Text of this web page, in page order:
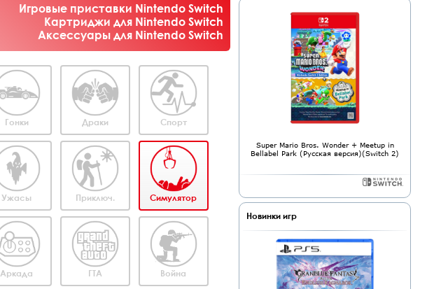
Игровые приставки Nintendo Switch
Картриджи для Nintendo Switch
Аксессуары для Nintendo Switch
Гонки Драки Спорт
Ужасы Приключ. Симулятор
Аркада ГТА Война
Super Mario Bros. Wonder + Meetup in
Bellabel Park (Русская версия)(Switch 2)
Новинки игр